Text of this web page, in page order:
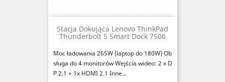
Stacja Dokująca Lenovo ThinkPad
Thunderbolt 5 Smart Dock 7500
Moc ładowania 265W (laptop do 180W) Ob
sługa do 4 monitorów Wejścia wideo: 2 x D
P 2.1 + 1x HDMI 2.1 Inne...